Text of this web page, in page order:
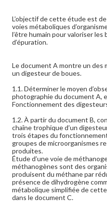
L’objectif de cette étude est
voies métaboliques
l’être humain pour valoriser
d’épuration.
Le document A montre un des
un digesteur de boues.
1.1. Déterminer le moyen
photographie du document A,
Fonctionnement des
1.2. À partir du document B,
chaîne trophique d’un
trois étapes du
groupes de microorganismes
produites.
Étude d’une voie de
méthanogènes sont des
produisent du méthane par
présence de dihydrogène
métabolique simplifiée de
dans le document C.